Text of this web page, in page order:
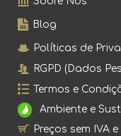
Blog
Políticas de
RGPD (Dados
Termos e
Ambiente e
Preços sem IVA